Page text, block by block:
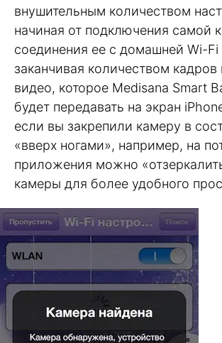
внушительным количеством
начиная от подключения самой
соединения ее с домашней Wi-
заканчивая количеством кадров
видео, которое Medisana Smart
будет передавать на экран
если вы закрепили камеру в
«вверх ногами», например, на
приложения можно
камеры для более удобного